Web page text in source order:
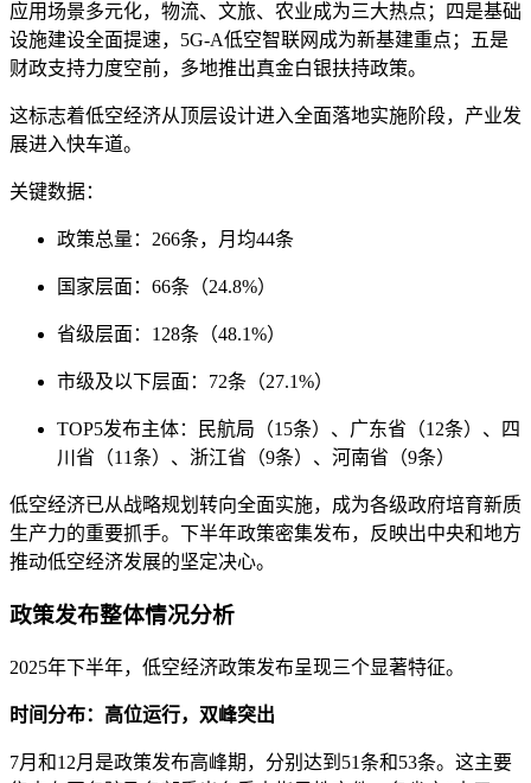
应用场景多元化，物流、文旅、农业成为三大热点；四是基础
设施建设全面提速，5G-A低空智联网成为新基建重点；五是
财政支持力度空前，多地推出真金白银扶持政策。
这标志着低空经济从顶层设计进入全面落地实施阶段，产业发
展进入快车道。
关键数据：
政策总量：266条，月均44条
国家层面：66条（24.8%）
省级层面：128条（48.1%）
市级及以下层面：72条（27.1%）
TOP5发布主体：民航局（15条）、广东省（12条）、四
川省（11条）、浙江省（9条）、河南省（9条）
低空经济已从战略规划转向全面实施，成为各级政府培育新质
生产力的重要抓手。下半年政策密集发布，反映出中央和地方
推动低空经济发展的坚定决心。
政策发布整体情况分析
2025年下半年，低空经济政策发布呈现三个显著特征。
时间分布：高位运行，双峰突出
7月和12月是政策发布高峰期，分别达到51条和53条。这主要